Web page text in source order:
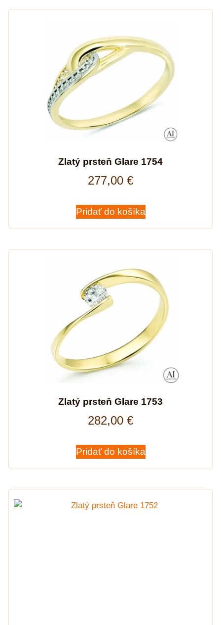
Zlatý prsteň Glare 1754
277,00 €
Pridať do košíka
Zlatý prsteň Glare 1753
282,00 €
Pridať do košíka